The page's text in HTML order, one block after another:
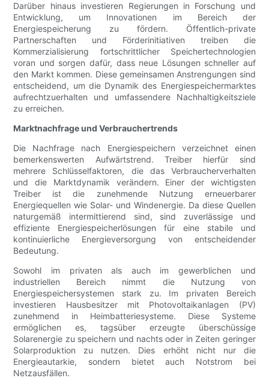
Darüber hinaus investieren Regierungen in Forschung und
Entwicklung, um Innovationen im Bereich der
Energiespeicherung zu fördern. Öffentlich-private
Partnerschaften und Förderinitiativen treiben die
Kommerzialisierung fortschrittlicher Speichertechnologien
voran und sorgen dafür, dass neue Lösungen schneller auf
den Markt kommen. Diese gemeinsamen Anstrengungen sind
entscheidend, um die Dynamik des Energiespeichermarktes
aufrechtzuerhalten und umfassendere Nachhaltigkeitsziele
zu erreichen.
Marktnachfrage und Verbrauchertrends
Die Nachfrage nach Energiespeichern verzeichnet einen
bemerkenswerten Aufwärtstrend. Treiber hierfür sind
mehrere Schlüsselfaktoren, die das Verbraucherverhalten
und die Marktdynamik verändern. Einer der wichtigsten
Treiber ist die zunehmende Nutzung erneuerbarer
Energiequellen wie Solar- und Windenergie. Da diese Quellen
naturgemäß intermittierend sind, sind zuverlässige und
effiziente Energiespeicherlösungen für eine stabile und
kontinuierliche Energieversorgung von entscheidender
Bedeutung.
Sowohl im privaten als auch im gewerblichen und
industriellen Bereich nimmt die Nutzung von
Energiespeichersystemen stark zu. Im privaten Bereich
investieren Hausbesitzer mit Photovoltaikanlagen (PV)
zunehmend in Heimbatteriesysteme. Diese Systeme
ermöglichen es, tagsüber erzeugte überschüssige
Solarenergie zu speichern und nachts oder in Zeiten geringer
Solarproduktion zu nutzen. Dies erhöht nicht nur die
Energieautarkie, sondern bietet auch Notstrom bei
Netzausfällen.